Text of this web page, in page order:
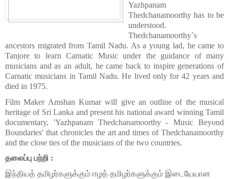
Yazhpanam
Thedchanamoorthy has to be
understood.
Thedchanamoorthy`s
ancestors migrated from Tamil Nadu. As a young lad, he came to
Tanjore to learn Carnatic Music under the guidance of many
musicians and as an adult, he came back to inspire generations of
Carnatic musicians in Tamil Nadu. He lived only for 42 years and
died in 1975.
Film Maker Amshan Kumar will give an outline of the musical
heritage of Sri Lanka and present his national award winning Tamil
documentary, 'Yazhpanam Thedchanamoorthy - Music Beyond
Boundaries' that chronicles the art and times of Thedchanamoorthy
and the close ties of the musicians of the two countries.
தலைப்பு பற்றி :
இந்தியத் தமிழர்களுக்கும் ஈழத் தமிழர்களுக்கும் இடையேயான